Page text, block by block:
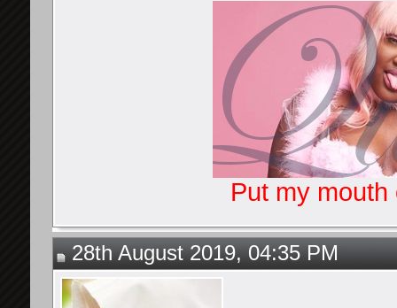
Put my
28th August 2019, 04:35 PM